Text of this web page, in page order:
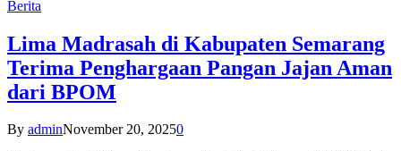
Berita
Lima Madrasah di Kabupaten Semarang
Terima Penghargaan Pangan Jajan Aman
dari BPOM
By adminNovember 20, 20250